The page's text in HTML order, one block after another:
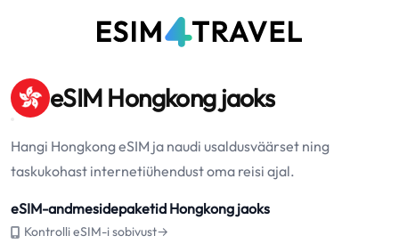
eSIM Hongkong jaoks
Hangi Hongkong eSIM ja naudi usaldusväärset ning
taskukohast internetiühendust oma reisi ajal.
eSIM-andmesidepaketid Hongkong jaoks
Kontrolli eSIM-i sobivust→